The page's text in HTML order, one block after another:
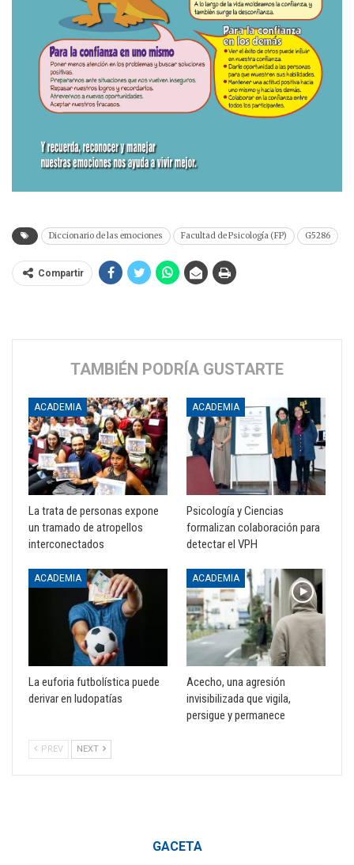
Diccionario de las emociones Facultad de Psicología (FP) G5286
Compartir
TAMBIÉN PODRÍA GUSTARTE
ACADEMIA
La trata de personas expone
un tramado de atropellos
interconectados
ACADEMIA
Psicología y Ciencias
formalizan colaboración para
detectar el VPH
ACADEMIA
La euforia futbolística puede
derivar en ludopatías
ACADEMIA
Acecho, una agresión
invisibilizada que vigila,
persigue y permanece
PREV NEXT
GACETA